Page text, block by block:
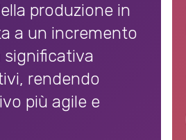
produzione in
a un incremento
significativa
rendendo
più agile e